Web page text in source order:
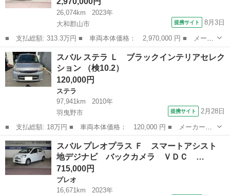
26,074km
2023年
大和郡山市
提携サイト 8月3日
■ 支払総額: 313.3万円 ■ 車両本体価格： 2,970,000 円 ■ メーカ
ー名： スバル ■ 車種名： クロストレック ■ グレード名： リ
ミテッド 地デジナビ ＥＴＣ バックカメラ サイドカメラ フロ
ントカメ...
奈良 大和郡山市
スバル ステラ Ｌ ブラックインテリアセレク
ション （検10.2）
120,000円
ステラ
97,941km
2010年
羽曳野市
提携サイト 2月28日
■ 支払総額: 18万円 ■ 車両本体価格： 120,000 円 ■ メーカー
名： スバル ■ 車種名： ステラ ■ グレード名： Ｌ ブラック
インテリアセレクション ■ 排気量： 660cc ■ ドア枚数： 5D ■
ミ...
大阪 羽曳野市 ステラ
スバル プレオプラス Ｆ スマートアシスト
地デジナビ バックカメラ ＶＤＣ …
715,000円
プレオ
16,671km
2023年